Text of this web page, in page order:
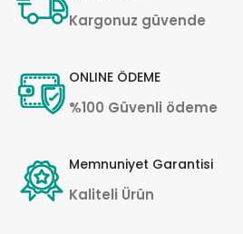
Kargonuz güvende
ONLINE ÖDEME
%100 Güvenli ödeme
Memnuniyet Garantisi
Kaliteli Ürün